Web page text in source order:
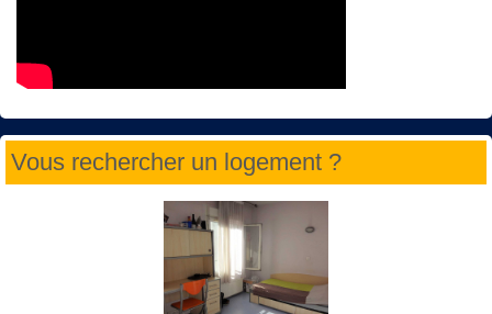
Vous rechercher un logement ?